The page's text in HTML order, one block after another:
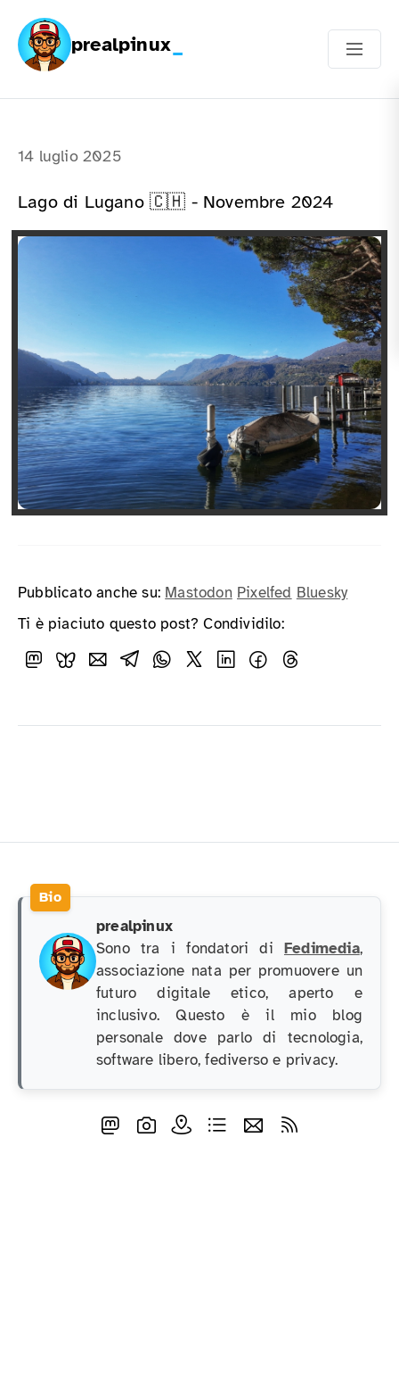
prealpinux
14 luglio 2025
Lago di Lugano 🇨🇭 - Novembre 2024
Pubblicato anche su: Mastodon Pixelfed Bluesky
Ti è piaciuto questo post? Condividilo:
prealpinux
Sono tra i fondatori di Fedimedia,
associazione nata per promuovere un
futuro digitale etico, aperto e
inclusivo. Questo è il mio blog
personale dove parlo di tecnologia,
software libero, fediverso e privacy.